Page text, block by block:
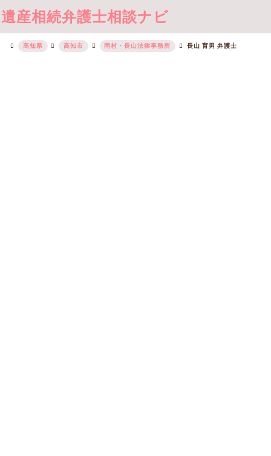
遺産相続弁護士相談ナビ
高知県 高知市 岡村・長山法律事務所 長山 育男 弁護士